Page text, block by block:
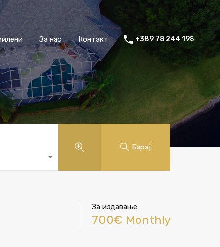
За нас Контакт +389 78 244 198
Барај
За издавање
700€ Monthly